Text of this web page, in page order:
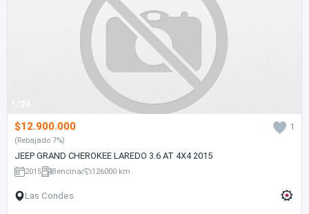
1/20
$12.900.000 1
(Rebajado 7%)
JEEP GRAND CHEROKEE LAREDO 3.6 AT 4X4 2015
2015 Bencina 126000 km
Las Condes